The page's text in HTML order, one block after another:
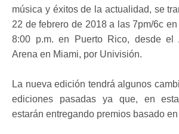
música y éxitos de la actualidad, se
22 de febrero de 2018 a las 7pm/6c
8:00 p.m. en Puerto Rico, desde el
Arena en Miami, por Univisión.
La nueva edición tendrá algunos
ediciones pasadas ya que, en
estarán entregando premios basado